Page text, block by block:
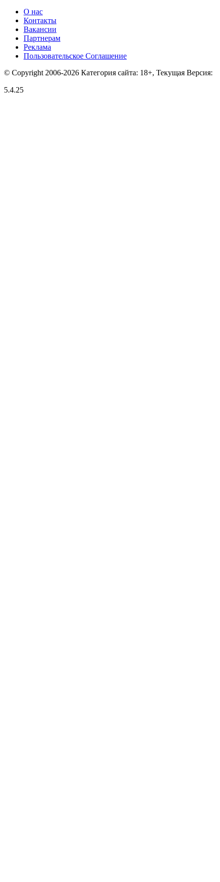
О нас
Контакты
Вакансии
Партнерам
Реклама
Пользовательское Соглашение
© Copyright 2006-2026 Категория сайта: 18+, Текущая Версия:
5.4.25